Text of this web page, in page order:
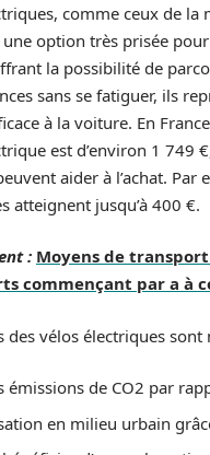
comme ceux de la
option très prisée
la possibilité de
sans se fatiguer, ils
à la voiture. En
est d’environ 1 749
aider à l’achat. Par
atteignent jusqu’à 400 €.
: Moyens de
commençant par a à
des vélos électriques
émissions de CO2 par
en milieu urbain